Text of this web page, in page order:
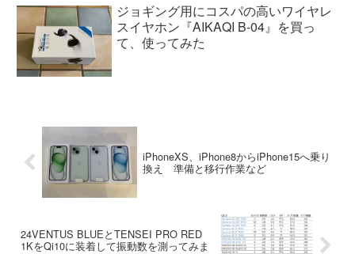
ジョギング用にコスパの高いワイヤレ
スイヤホン『AIKAQI B-04』を買っ
て、使ってみた
iPhoneXS、iPhone8からiPhone15へ乗り
換え 準備と移行作業など
24VENTUS BLUEとTENSEI PRO RED
1KをQi10に装着して振動数を測ってみま